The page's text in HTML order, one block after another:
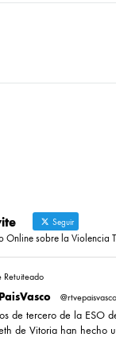
Seguir
Online sobre la Violencia
Retuiteado
@rtvepaisvasco
de tercero de la ESO
de Vitoria han hecho